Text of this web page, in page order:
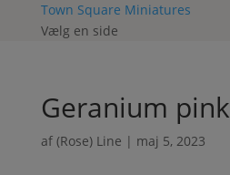
Town Square Miniatures
Vælg en side
Geranium pink
af (Rose) Line | maj 5, 2023